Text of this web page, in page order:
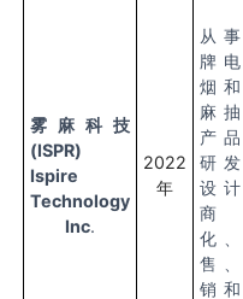
雾麻科技
(ISPR)
Ispire
Technology
Inc.
2022
年
从
牌
烟
麻
产
研发
设计
商
化
售
销